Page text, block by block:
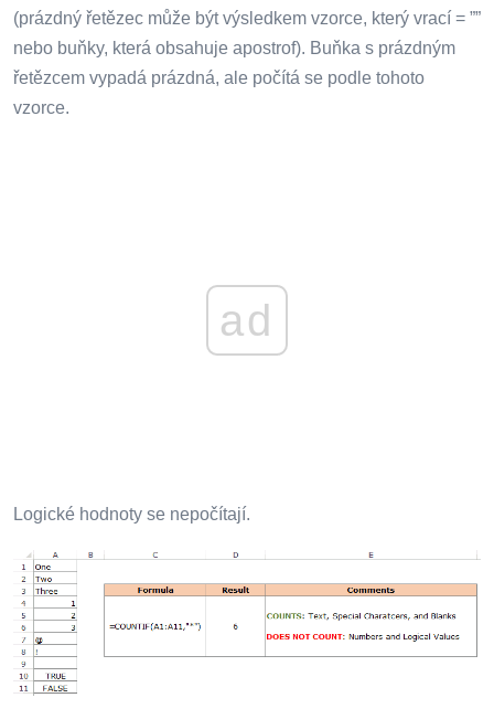
(prázdný řetězec může být výsledkem vzorce, který vrací = ””
nebo buňky, která obsahuje apostrof). Buňka s prázdným
řetězcem vypadá prázdná, ale počítá se podle tohoto
vzorce.
ad
Logické hodnoty se nepočítají.